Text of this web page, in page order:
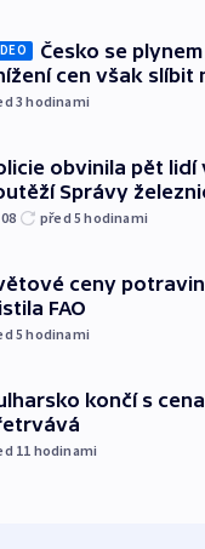
Česko se
cen však slíbit
3hodinami
obvinila pět
Správy
před 5hodinami
ceny
FAO
5hodinami
končí s
11 hodinami